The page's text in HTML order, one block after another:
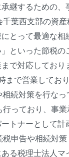
継するための
葉西支部の資
とって最適な
といった節税
で対応してお
まで営業してお
続対策を行な
っており、事
トナーとして
申告や相続対
る税理士法人